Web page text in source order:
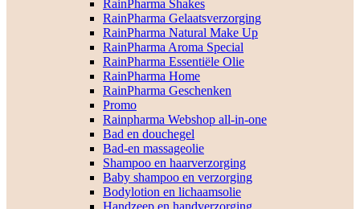
RainPharma Shakes
RainPharma Gelaatsverzorging
RainPharma Natural Make Up
RainPharma Aroma Special
RainPharma Essentiële Olie
RainPharma Home
RainPharma Geschenken
Promo
Rainpharma Webshop all-in-one
Bad en douchegel
Bad-en massageolie
Shampoo en haarverzorging
Baby shampoo en verzorging
Bodylotion en lichaamsolie
Handzeep en handverzorging